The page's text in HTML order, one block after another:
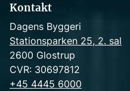
Kontakt
Dagens Byggeri
Stationsparken 25, 2. sal
2600 Glostrup
CVR: 30697812
+45 4445 6000